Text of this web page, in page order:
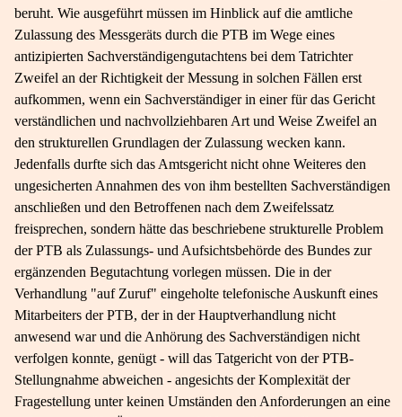
beruht. Wie ausgeführt müssen im Hinblick auf die amtliche
Zulassung des Messgeräts durch die PTB im Wege eines
antizipierten Sachverständigengutachtens bei dem Tatrichter
Zweifel an der Richtigkeit der Messung in solchen Fällen erst
aufkommen, wenn ein Sachverständiger in einer für das Gericht
verständlichen und nachvollziehbaren Art und Weise Zweifel an
den strukturellen Grundlagen der Zulassung wecken kann.
Jedenfalls durfte sich das Amtsgericht nicht ohne Weiteres den
ungesicherten Annahmen des von ihm bestellten Sachverständigen
anschließen und den Betroffenen nach dem Zweifelssatz
freisprechen, sondern hätte das beschriebene strukturelle Problem
der PTB als Zulassungs- und Aufsichtsbehörde des Bundes zur
ergänzenden Begutachtung vorlegen müssen. Die in der
Verhandlung "auf Zuruf" eingeholte telefonische Auskunft eines
Mitarbeiters der PTB, der in der Hauptverhandlung nicht
anwesend war und die Anhörung des Sachverständigen nicht
verfolgen konnte, genügt - will das Tatgericht von der PTB-​
Stellungnahme abweichen - angesichts der Komplexität der
Fragestellung unter keinen Umständen den Anforderungen an eine